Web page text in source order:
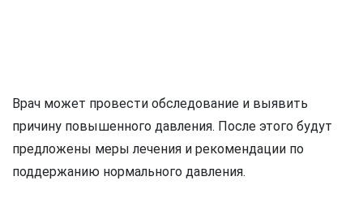
Врач может провести обследование и выявить
причину повышенного давления. После этого будут
предложены меры лечения и рекомендации по
поддержанию нормального давления.